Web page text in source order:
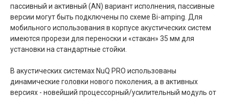
пассивный и активный (AN) вариант исполнения, пассивные
версии могут быть подключены по схеме Bi-amping. Для
мобильного использования в корпусе акустических систем
имеются прорези для переноски и «стакан» 35 мм для
установки на стандартные стойки.
В акустических системах NuQ PRO использованы
динамические головки нового поколения, а в активных
версиях - новейший процессорный/усилительный модуль от